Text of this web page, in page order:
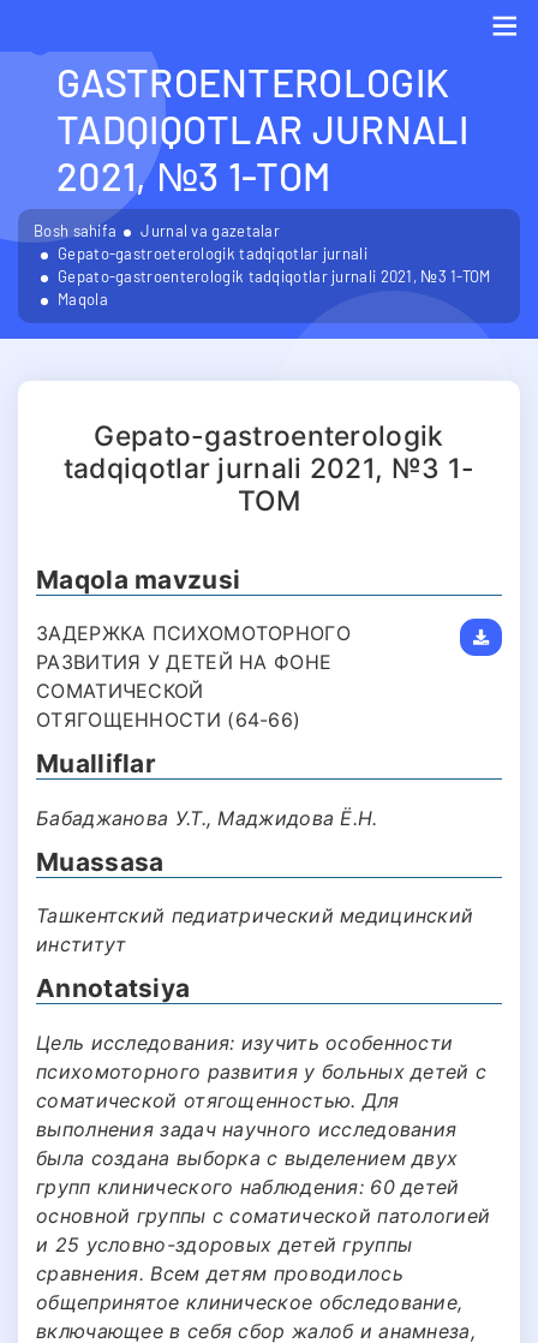
GASTROENTEROLOGIK
TADQIQOTLAR JURNALI
2021, №3 1-TOM
Bosh sahifa
Jurnal va gazetalar
Gepato-gastroeterologik tadqiqotlar jurnali
Gepato-gastroenterologik tadqiqotlar jurnali 2021, №3 1-TOM
Maqola
Gepato-gastroenterologik
tadqiqotlar jurnali 2021, №3 1-
TOM
Maqola mavzusi
ЗАДЕРЖКА ПСИХОМОТОРНОГО
РАЗВИТИЯ У ДЕТЕЙ НА ФОНЕ
СОМАТИЧЕСКОЙ
ОТЯГОЩЕННОСТИ (64-66)
Mualliflar
Бабаджанова У.Т., Маджидова Ё.Н.
Muassasa
Ташкентский педиатрический медицинский
институт
Annotatsiya
Цель исследования: изучить особенности
психомоторного развития у больных детей с
соматической отягощенностью. Для
выполнения задач научного исследования
была создана выборка с выделением двух
групп клинического наблюдения: 60 детей
основной группы с соматической патологией
и 25 условно-здоровых детей группы
сравнения. Всем детям проводилось
общепринятое клиническое обследование,
включающее в себя сбор жалоб и анамнеза,